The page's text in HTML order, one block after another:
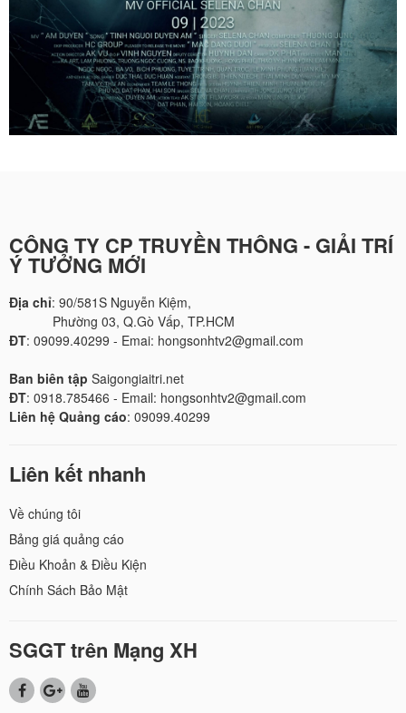
CÔNG TY CP TRUYỀN THÔNG - GIẢI TRÍ
Ý TƯỞNG MỚI
Địa chỉ: 90/581S Nguyễn Kiệm,
Phường 03, Q.Gò Vấp, TP.HCM
ĐT: 09099.40299 - Emai: hongsonhtv2@gmail.com
Ban biên tập Saigongiaitri.net
ĐT: 0918.785466 - Email: hongsonhtv2@gmail.com
Liên hệ Quảng cáo: 09099.40299
Liên kết nhanh
Về chúng tôi
Bảng giá quảng cáo
Điều Khoản & Điều Kiện
Chính Sách Bảo Mật
SGGT trên Mạng XH